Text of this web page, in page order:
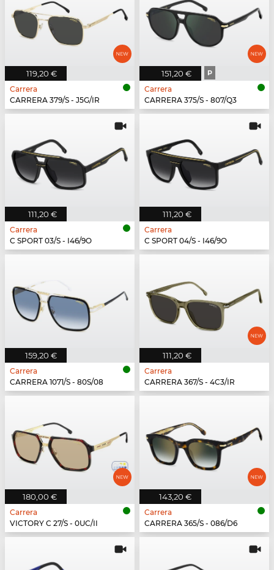
119,20 €
Carrera
CARRERA 379/S - J5G/IR
151,20 € P
Carrera
CARRERA 375/S - 807/Q3
111,20 €
Carrera
C SPORT 03/S - I46/9O
111,20 €
Carrera
C SPORT 04/S - I46/9O
159,20 €
Carrera
CARRERA 1071/S - 80S/08
111,20 €
Carrera
CARRERA 367/S - 4C3/IR
180,00 €
Carrera
VICTORY C 27/S - 0UC/II
143,20 €
Carrera
CARRERA 365/S - 086/D6